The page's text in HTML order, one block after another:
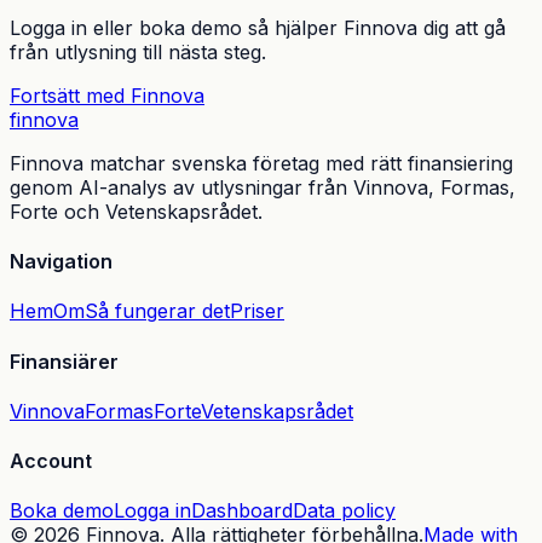
Logga in eller boka demo så hjälper Finnova dig att gå
från utlysning till nästa steg.
Fortsätt med Finnova
finnova
Finnova matchar svenska företag med rätt finansiering
genom AI-analys av utlysningar från Vinnova, Formas,
Forte och Vetenskapsrådet.
Navigation
HemOmSå fungerar detPriser
Finansiärer
VinnovaFormasForteVetenskapsrådet
Account
Boka demoLogga inDashboardData policy
© 2026 Finnova. Alla rättigheter förbehållna.Made with